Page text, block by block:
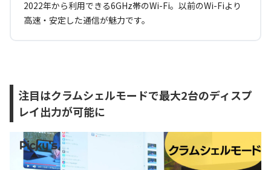
2022年から利用できる6GHz帯のWi-Fi。以前のWi-Fiより
高速・安定した通信が魅力です。
注目はクラムシェルモードで最大2台のディスプ
レイ出力が可能に